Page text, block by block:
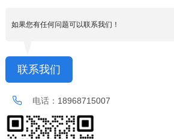
如果您有任何问题可以联系我们！
联系我们
电话： 18968715007